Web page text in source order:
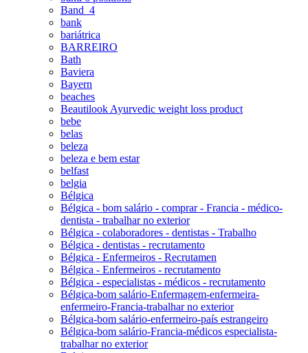
Band_4
bank
bariátrica
BARREIRO
Bath
Baviera
Bayern
beaches
Beautilook Ayurvedic weight loss product
bebe
belas
beleza
beleza e bem estar
belfast
belgia
Bélgica
Bélgica - bom salário - comprar - Francia - médico-
dentista - trabalhar no exterior
Bélgica - colaboradores - dentistas - Trabalho
Bélgica - dentistas - recrutamento
Bélgica - Enfermeiros - Recrutamen
Bélgica - Enfermeiros - recrutamento
Bélgica - especialistas - médicos - recrutamento
Bélgica-bom salário-Enfermagem-enfermeira-
enfermeiro-Francia-trabalhar no exterior
Bélgica-bom salário-enfermeiro-país estrangeiro
Bélgica-bom salário-Francia-médicos especialista-
trabalhar no exterior